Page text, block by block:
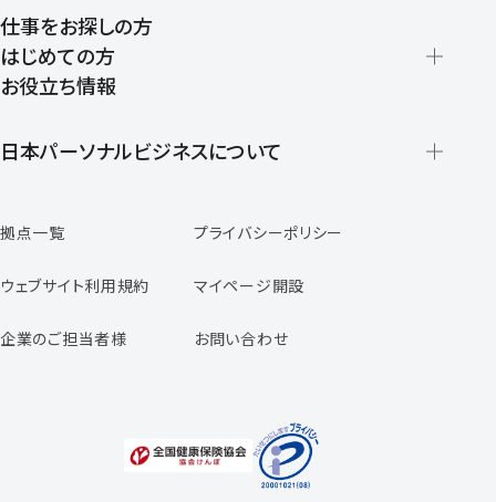
仕事をお探しの方
はじめての方
登録から就業開始までの流れ
お役立ち情報
日本パーソナルビジネスについて
スタッフの声
専任コンサルタントの声
福利厚生のご案内
拠点一覧 プライバシーポリシー
ウェブサイト利用規約 マイページ開設
企業のご担当者様 お問い合わせ